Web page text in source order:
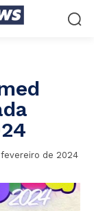
fevereiro de 2024